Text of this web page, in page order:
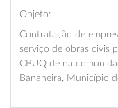
Objeto:
Contratação de
serviço de obras civis
CBUQ de na
Bananeira, Município